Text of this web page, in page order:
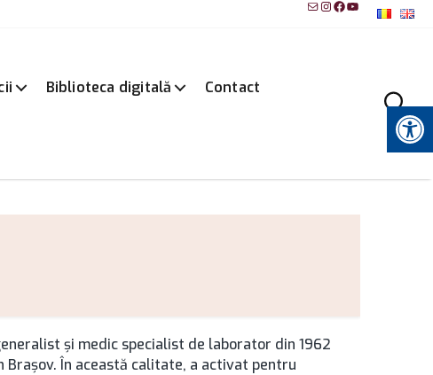
MailInstagram
Facebook
YouTube
Biblioteca digitală
Contact
Instrumente pentru accesibilitate
şi medic specialist de laborator din 1962
În această calitate, a activat pentru